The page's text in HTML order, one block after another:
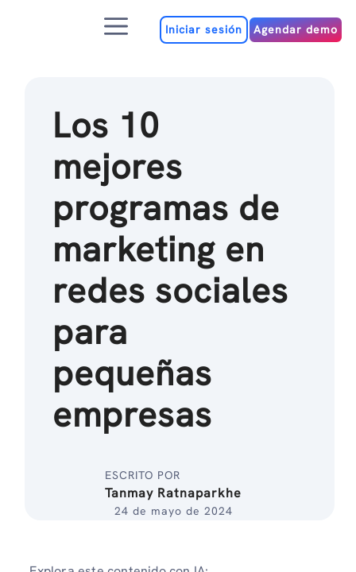
MenúIniciar sesión Agendar demo
Los 10
mejores
programas de
marketing en
redes sociales
para
pequeñas
empresas
ESCRITO POR
Tanmay Ratnaparkhe
24 de mayo de 2024